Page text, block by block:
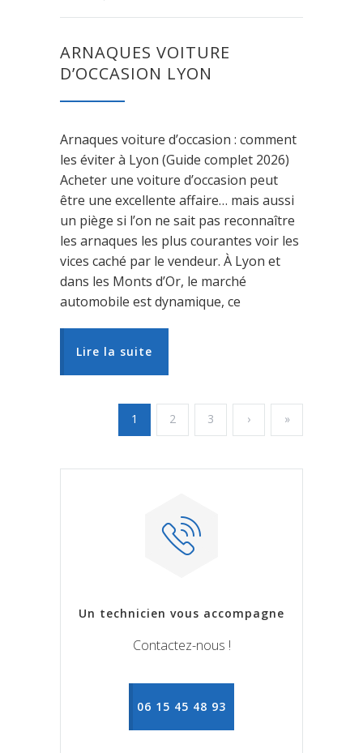
ARNAQUES VOITURE
D’OCCASION LYON
Arnaques voiture d’occasion : comment
les éviter à Lyon (Guide complet 2026)
Acheter une voiture d’occasion peut
être une excellente affaire… mais aussi
un piège si l’on ne sait pas reconnaître
les arnaques les plus courantes voir les
vices caché par le vendeur. À Lyon et
dans les Monts d’Or, le marché
automobile est dynamique, ce
Lire la suite
1 2 3 › »
Un technicien vous accompagne
Contactez-nous !
06 15 45 48 93